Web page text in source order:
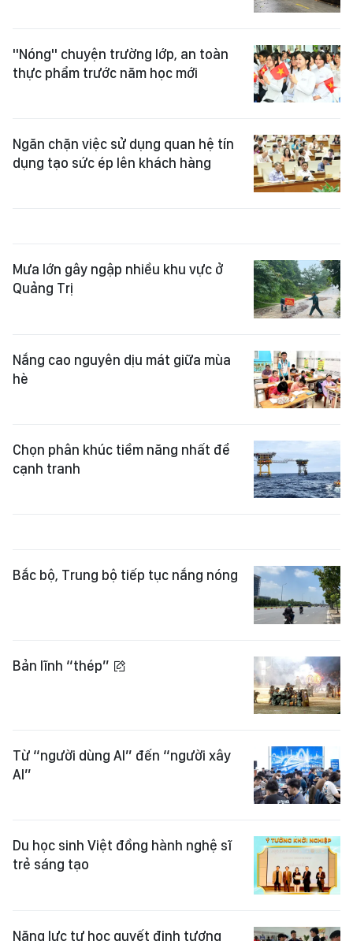
"Nóng" chuyện trường lớp, an toàn
thực phẩm trước năm học mới
Ngăn chặn việc sử dụng quan hệ tín
dụng tạo sức ép lên khách hàng
Mưa lớn gây ngập nhiều khu vực ở
Quảng Trị
Nắng cao nguyên dịu mát giữa mùa
hè
Chọn phân khúc tiềm năng nhất để
cạnh tranh
Bắc bộ, Trung bộ tiếp tục nắng nóng
Bản lĩnh “thép”
Từ “người dùng AI” đến “người xây
AI”
Du học sinh Việt đồng hành nghệ sĩ
trẻ sáng tạo
Năng lực tự học quyết định tương